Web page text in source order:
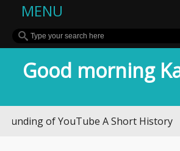
MENU
Good morning
YouTube A Short History